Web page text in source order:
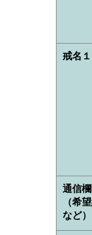
戒名１
通信欄
（希
など）